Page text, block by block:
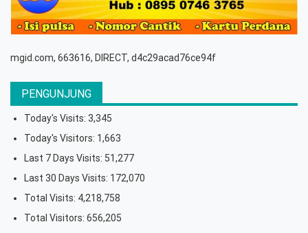
mgid.com, 663616, DIRECT, d4c29acad76ce94f
PENGUNJUNG
Today's Visits: 3,345
Today's Visitors: 1,663
Last 7 Days Visits: 51,277
Last 30 Days Visits: 172,070
Total Visits: 4,218,758
Total Visitors: 656,205